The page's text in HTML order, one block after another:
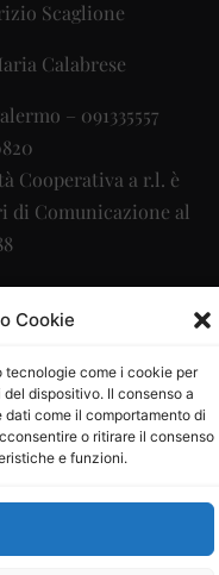
Cookie
tecnologie come i cookie per
dispositivo. Il consenso a
come il comportamento di
o ritirare il consenso
e funzioni.
Scaglione
Calabrese
– 091335557
Cooperativa a r.l. è
di Comunicazione al
info@ladigitale.it